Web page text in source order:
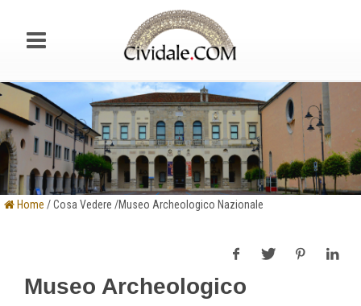
Home / Cosa Vedere /Museo Archeologico Nazionale
Museo Archeologico